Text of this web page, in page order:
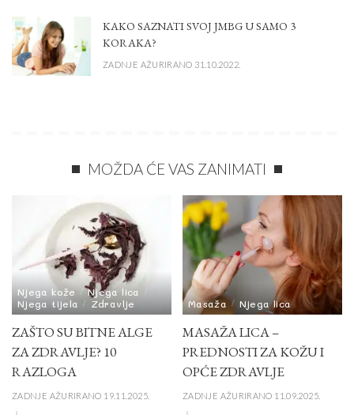
KAKO SAZNATI SVOJ JMBG U SAMO 3
KORAKA?
ZADNJE AŽURIRANO 31.10.2022.
MOŽDA ĆE VAS ZANIMATI
Njega kože
Njega lica
Njega tijela
Zdravlje
ZAŠTO SU BITNE ALGE
ZA ZDRAVLJE? 10
RAZLOGA
ZADNJE AŽURIRANO 19.11.2025.
Masaža Njega lica
MASAŽA LICA –
PREDNOSTI ZA KOŽU I
OPĆE ZDRAVLJE
ZADNJE AŽURIRANO 11.09.2025.